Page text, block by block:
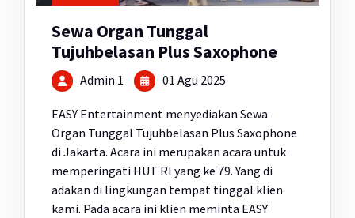
Sewa Organ Tunggal
Tujuhbelasan Plus Saxophone
Admin 1 01 Agu 2025
EASY Entertainment menyediakan Sewa
Organ Tunggal Tujuhbelasan Plus Saxophone
di Jakarta. Acara ini merupakan acara untuk
memperingati HUT RI yang ke 79. Yang di
adakan di lingkungan tempat tinggal klien
kami. Pada acara ini klien meminta EASY